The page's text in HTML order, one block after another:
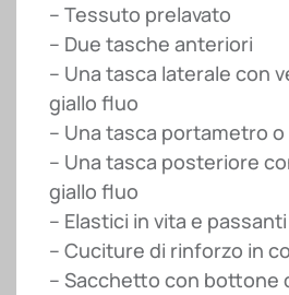
– Tessuto prelavato
– Due tasche anteriori
– Una tasca laterale con
giallo fluo
– Una tasca portametro
– Una tasca posteriore
giallo fluo
– Elastici in vita e
– Cuciture di rinforzo in
– Sacchetto con bottone